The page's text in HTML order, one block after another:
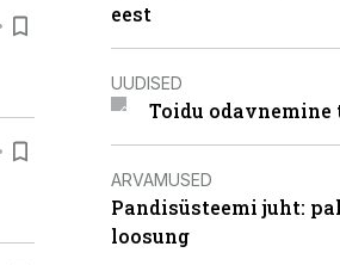
eest
UUDISED
Toidu
ARVAMUSED
Pandisüsteemi juht:
loosung